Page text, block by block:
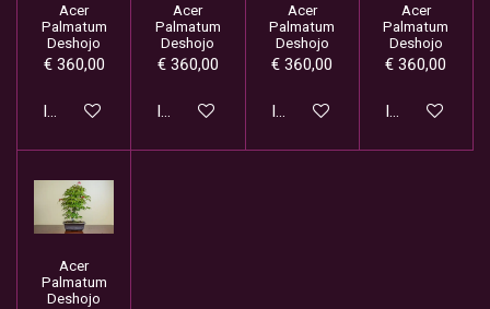
Acer
Palmatum
Deshojo
€ 360,00
In winkelwagen
Acer
Palmatum
Deshojo
€ 360,00
In winkelwagen
Acer
Palmatum
Deshojo
€ 360,00
In winkelwagen
Acer
Palmatum
Deshojo
€ 360,00
In
Acer
Palmatum
Deshojo